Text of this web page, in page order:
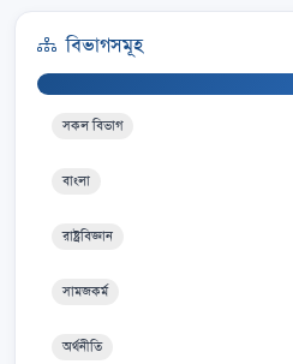
বিভাগসমূহ
সকল বিভাগ
বাংলা
রাষ্ট্রবিজ্ঞান
সামজকর্ম
অর্থনীতি